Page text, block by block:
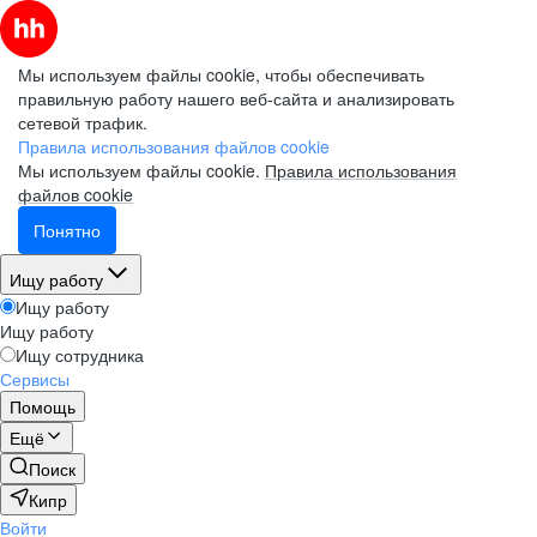
Мы используем файлы cookie, чтобы обеспечивать
правильную работу нашего веб-сайта и анализировать
сетевой трафик.
Правила использования файлов cookie
Мы используем файлы cookie. Правила использования
файлов cookie
Понятно
Ищу работу
Ищу работу
Ищу работу
Ищу сотрудника
Сервисы
Помощь
Ещё
Поиск
Кипр
Войти